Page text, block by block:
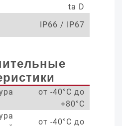
ta D
IP66 / IP67
от -40°С до
+80°С
от -40°С до